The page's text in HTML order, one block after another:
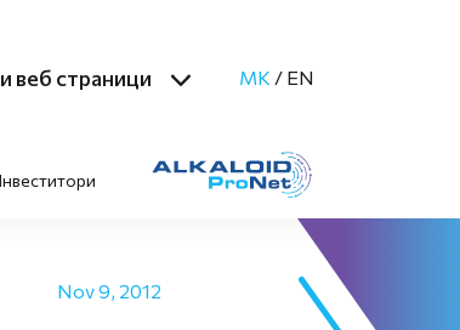
веб страници MK / EN
Nov 9, 2012